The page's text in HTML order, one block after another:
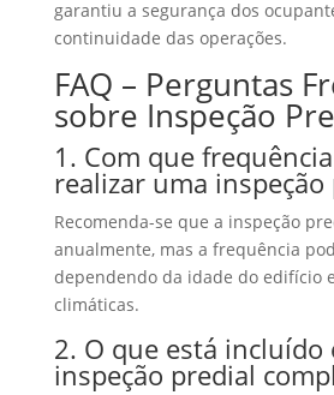
garantiu a segurança dos
continuidade das operações.
FAQ – Perguntas
sobre Inspeção
1. Com que
realizar uma inspeção
Recomenda-se que a inspeção
anualmente, mas a frequência
dependendo da idade do edifício
climáticas.
2. O que está incluído
inspeção predial